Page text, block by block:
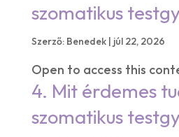
szomatikus
Szerző: Benedek| júl 22, 2026
Open to access this
4. Mit érdemes
szomatikus